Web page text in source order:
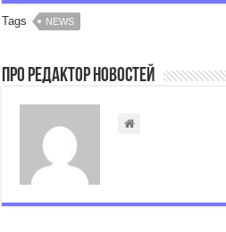
Tags NEWS
Про Редактор Новостей